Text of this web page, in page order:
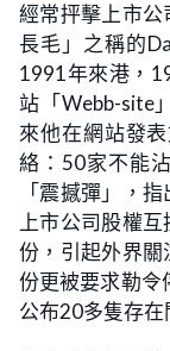
經常抨擊上市
長毛」之稱的
1991年來港，
站「Webb-site
來他在網站發
絡：50家不能
「震撼彈」，
上市公司股權
份，引起外界
份更被要求勒令
公布20多隻存在